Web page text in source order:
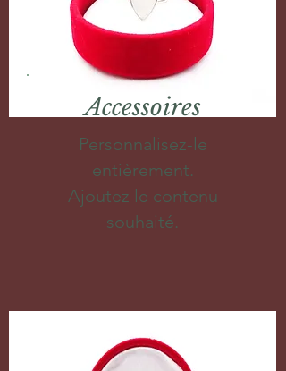
Accessoires
Personnalisez-le
entièrement.
Ajoutez le contenu
souhaité.